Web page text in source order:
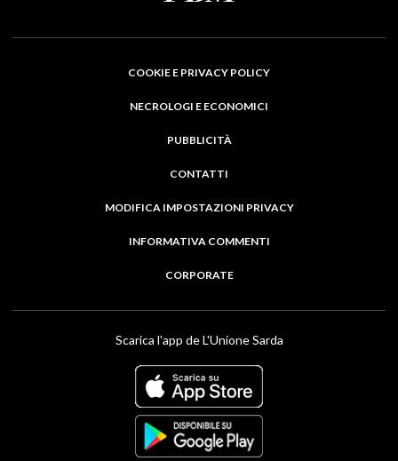
COOKIE E PRIVACY POLICY
NECROLOGI E ECONOMICI
PUBBLICITÀ
CONTATTI
MODIFICA IMPOSTAZIONI PRIVACY
INFORMATIVA COMMENTI
CORPORATE
Scarica l'app de L'Unione Sarda